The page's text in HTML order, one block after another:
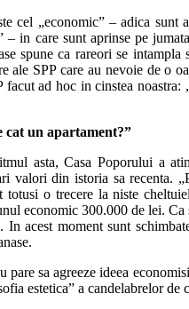
cel „economic” – adica
– in care sunt aprinse pe
spune ca rareori se
ale SPP care au nevoie de o
facut ad hoc in cinstea
cat un apartament?”
asta, Casa Poporului a
valori din istoria sa recenta.
o trecere la niste
economic 300.000 de lei.
In acest moment sunt
pare sa agreeze ideea
estetica” a candelabrelor de